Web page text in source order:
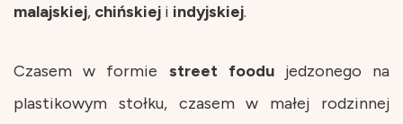
malajskiej, chińskiej i indyjskiej.
Czasem w formie street foodujedzonego na
plastikowym stołku, czasem w małej rodzinnej